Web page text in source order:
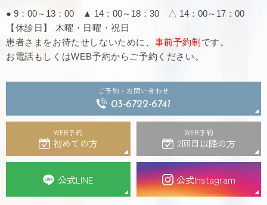
● 9：00～13：00 ▲ 14：00～18：30
△ 14：00～17：00
【休診日】 木曜・日曜・祝日
患者さまをお待たせしないために、 事前予約制 です。
お電話もしくはWEB予約からご予約ください。
ご予約・お問い合わせ
03-6722-6741
WEB予約
初めての方
WEB予約
2回目以降の方
公式LINE 公式Instagram